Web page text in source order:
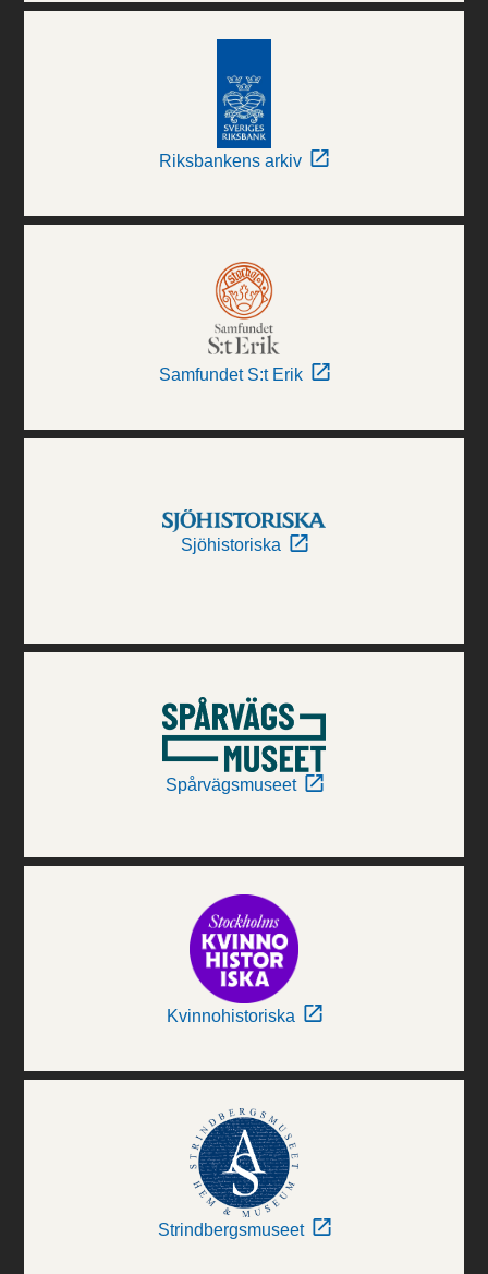
Riksbankens arkiv
Samfundet S:t Erik
Sjöhistoriska
Spårvägsmuseet
Kvinnohistoriska
Strindbergsmuseet